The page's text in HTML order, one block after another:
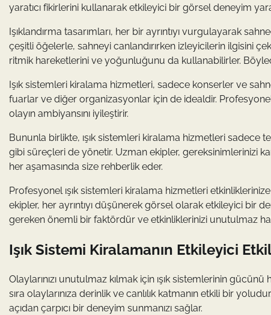
yaratıcı fikirlerini kullanarak etkileyici bir görsel deneyim
Işıklandırma tasarımları, her bir ayrıntıyı vurgulayarak
çeşitli öğelerle, sahneyi canlandırırken izleyicilerin ilgisini
ritmik hareketlerini ve yoğunluğunu da kullanabilirler.
Işık sistemleri kiralama hizmetleri, sadece konserler ve
fuarlar ve diğer organizasyonlar için de idealdir.
olayın ambiyansını iyileştirir.
Bununla birlikte, ışık sistemleri kiralama hizmetleri
gibi süreçleri de yönetir. Uzman ekipler, gereksinimlerinizi
her aşamasında size rehberlik eder.
Profesyonel ışık sistemleri kiralama hizmetleri
ekipler, her ayrıntıyı düşünerek görsel olarak etkileyici bir
gereken önemli bir faktördür ve etkinliklerinizi unutulmaz
Işık Sistemi Kiralamanın Etkileyici
Olaylarınızı unutulmaz kılmak için ışık sistemlerinin
sıra olaylarınıza derinlik ve canlılık katmanın etkili bir
açıdan çarpıcı bir deneyim sunmanızı sağlar.